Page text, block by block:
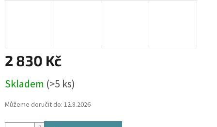
2 830 Kč
cena:
Skladem (>5 ks)
Můžeme doručit do: 12.8.2026